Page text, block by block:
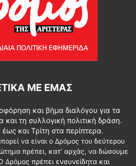
ΜΕ ΕΜΆΣ
και βήμα διαλόγου για τα
και τη συλλογική πολιτική δράση.
και Τρίτη στα περίπτερα.
να είναι ο Δρόμος του δεύτερου
πρέπει, κατ’ αρχάς, να δώσουμε
Δρόμος πρέπει ενσυνείδητα και